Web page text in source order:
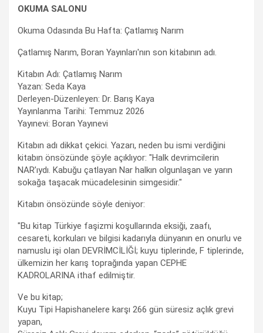
OKUMA SALONU
Okuma Odasında Bu Hafta: Çatlamış Narım
Çatlamış Narım, Boran Yayınları'nın son kitabının adı.
Kitabın Adı: Çatlamış Narım
Yazan: Seda Kaya
Derleyen-Düzenleyen: Dr. Barış Kaya
Yayınlanma Tarihi: Temmuz 2026
Yayınevi: Boran Yayınevi
Kitabın adı dikkat çekici. Yazarı, neden bu ismi verdiğini
kitabın önsözünde şöyle açıklıyor: "Halk devrimcilerin
NAR’ıydı. Kabuğu çatlayan Nar halkın olgunlaşan ve yarın
sokağa taşacak mücadelesinin simgesidir."
Kitabın önsözünde söyle deniyor:
"Bu kitap Türkiye faşizmi koşullarında eksiği, zaafı,
cesareti, korkuları ve bilgisi kadarıyla dünyanın en onurlu ve
namuslu işi olan DEVRİMCİLİĞİ; kuyu tiplerinde, F tiplerinde,
ülkemizin her karış toprağında yapan CEPHE
KADROLARINA ithaf edilmiştir.
Ve bu kitap;
Kuyu Tipi Hapishanelere karşı 266 gün süresiz açlık grevi
yapan,